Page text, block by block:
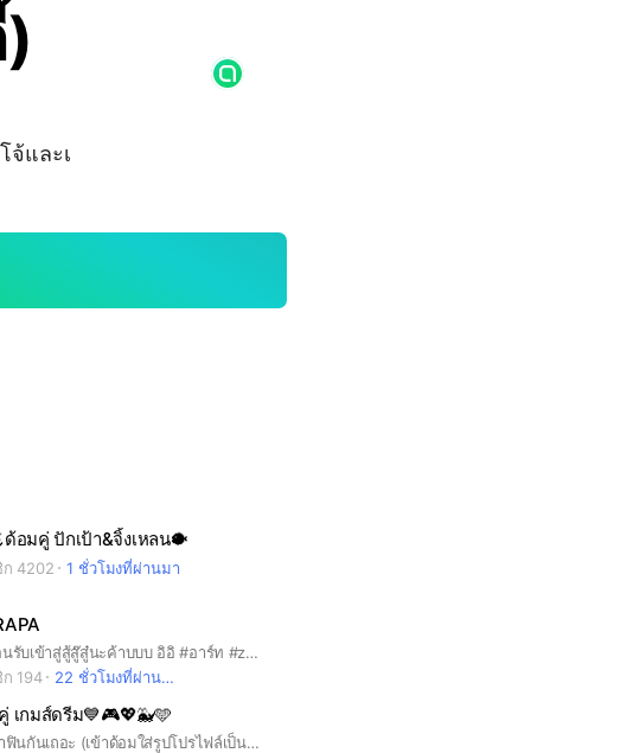
จ้และเ
ด้อมคู่ ปักเป้า&จิ้งเหลน🐡
4202 1 ชั่วโมงที่ผ่านมา
ยินต้อนรับเข้าสู่สู้สู๊สู๋นะค้าบบบ อิอิ #อาร์ท #zinrapa #artsorraaut
194
22 ชั่วโมงที่ผ่านมา
เกมส์ดรีม💙🎮💖🐳🩵
เข้ามาฟินกันเถอะ (เข้าด้อมใส่รูปโปรไฟล์เป็นรูปตัวเองด้วยนะคับ)